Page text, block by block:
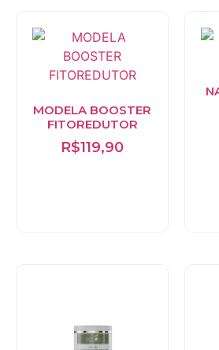
MODELA BOOSTER
FITOREDUTOR
R$119,90